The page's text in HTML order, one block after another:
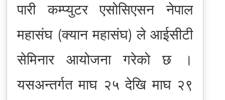
पारी कम्प्युटर एसोसिएसन नेपाल
महासंघ (क्यान महासंघ) ले आईसीटी
सेमिनार आयोजना गरेको छ ।
यसअन्तर्गत माघ २५ देखि माघ २९